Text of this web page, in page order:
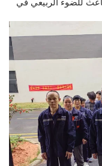
للضوء الربيعي في
في المجال،